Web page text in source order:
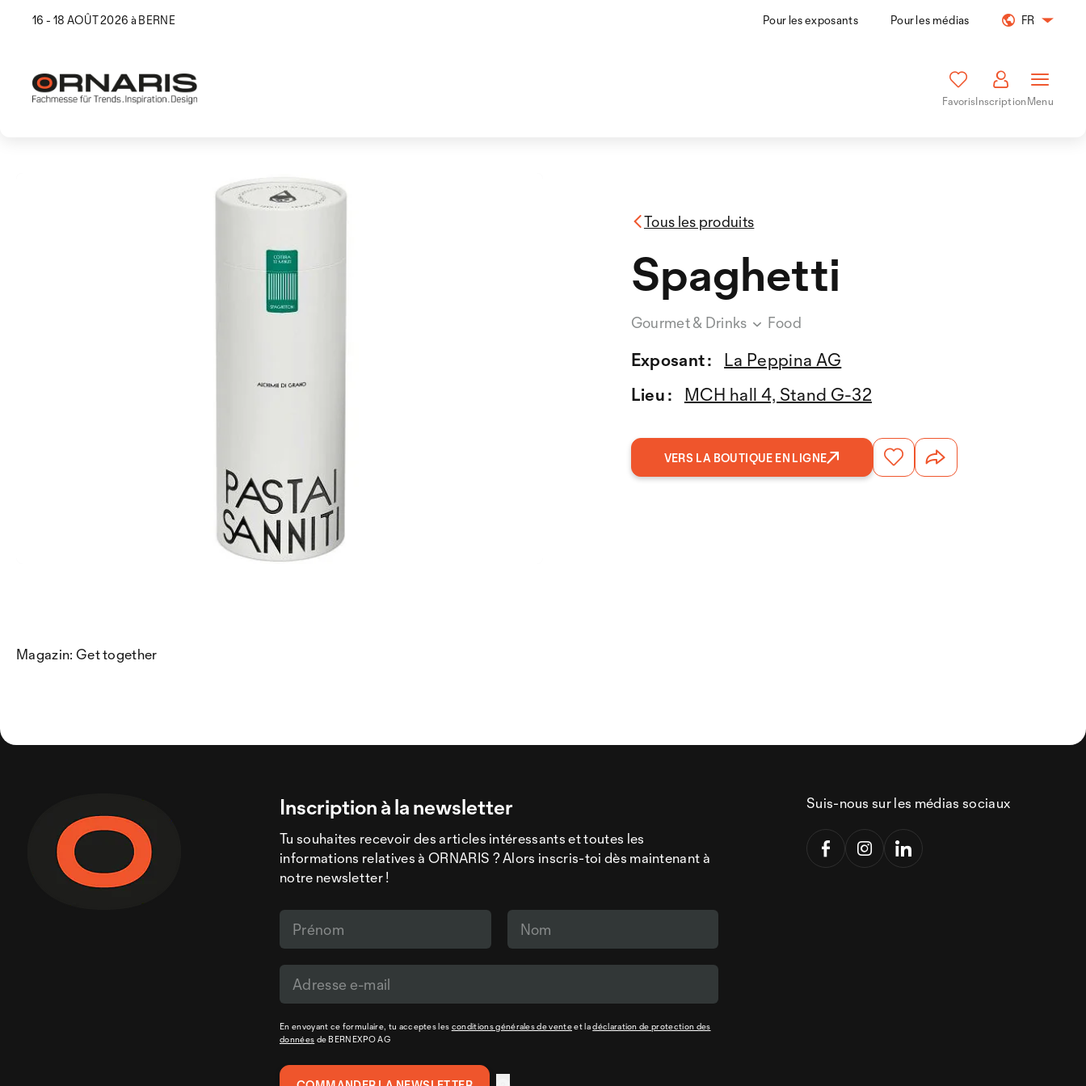
16 - 18 AOÛT 2026 à BERNE Pour les exposants Pour les médias FR
FavorisInscriptionMenu
Tous les produits
Spaghetti
Gourmet & Drinks Food
Exposant :
La Peppina AG
Lieu :
MCH hall 4, Stand G-32
VERS LA BOUTIQUE EN LIGNE
Magazin: Get together
Inscription à la newsletter
Tu souhaites recevoir des articles intéressants et toutes les
informations relatives à ORNARIS ? Alors inscris-toi dès maintenant à
notre newsletter !
En envoyant ce formulaire, tu acceptes les conditions générales de venteet ladéclaration de protection des
données de BERNEXPO AG
Suis-nous sur les médias sociaux